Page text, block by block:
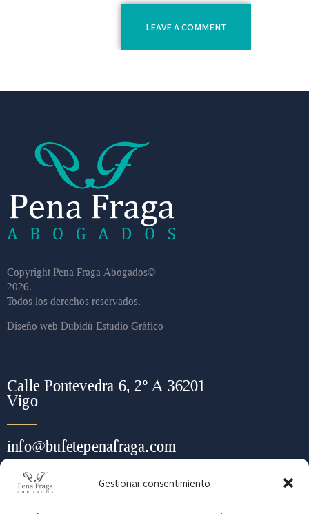
Gestionar consentimiento
Copyright Pena Fraga Abogados©
2026.
Todos los derechos reservados.
Diseño web Dubidú Estudio Gráfico
Calle Pontevedra 6, 2º A 36201
Vigo
info@bufetepenafraga.com
+ (34) 986 443 452